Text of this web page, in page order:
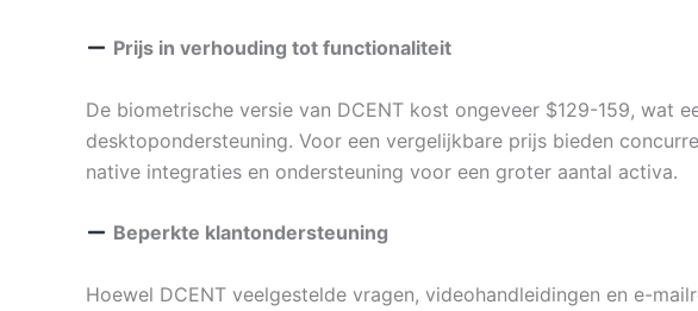
Prijs in verhouding tot functionaliteit
De biometrische versie van DCENT kost ongeveer $129-159, wat
desktopondersteuning. Voor een vergelijkbare prijs bieden
native integraties en ondersteuning voor een groter aantal activa.
Beperkte klantondersteuning
Hoewel DCENT veelgestelde vragen, videohandleidingen en e-